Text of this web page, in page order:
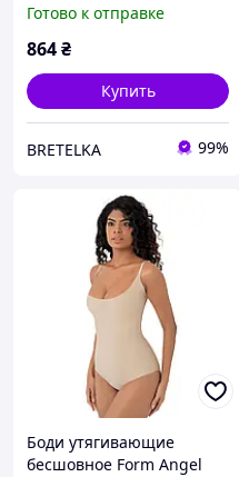
Готово к отправке
864₴
Купить
BRETELKA 99%
Боди утягивающие
бесшовное Form Angel